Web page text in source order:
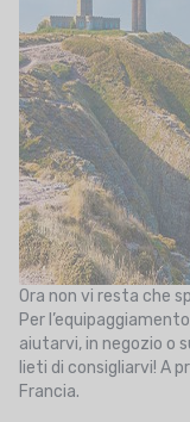
Ora non vi resta che
Per
aiutarvi, in negozio o
lieti di consigliarvi! A
Francia.